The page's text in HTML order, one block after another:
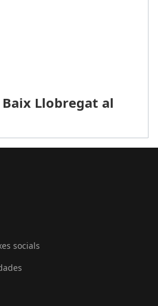
Llobregat al
socials